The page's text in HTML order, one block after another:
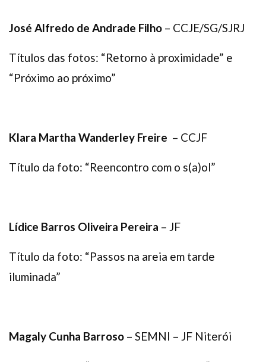
José Alfredo de Andrade Filho – CCJE/SG/SJRJ
Títulos das fotos: “Retorno à proximidade” e
“Próximo ao próximo”
Klara Martha Wanderley Freire – CCJF
Título da foto: “Reencontro com o s(a)ol”
Lídice Barros Oliveira Pereira – JF
Título da foto: “Passos na areia em tarde
iluminada”
Magaly Cunha Barroso – SEMNI – JF Niterói